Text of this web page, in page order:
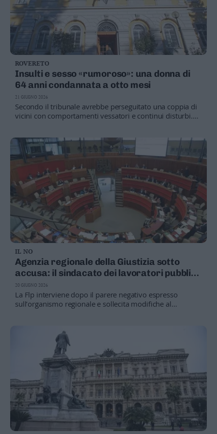
ROVERETO
Insulti e sesso «rumoroso»: una donna di
64 anni condannata a otto mesi
Secondo il tribunale avrebbe perseguitato una coppia di
vicini con comportamenti vessatori e continui disturbi.
civili
21 GIUGNO 2026
IL NO
Agenzia regionale della Giustizia sotto
accusa: il sindacato dei lavoratori pubblici
chiede correttivi
La Flp interviene dopo il parere negativo espresso
sull’organismo regionale e sollecita modifiche al
20 GIUGNO 2026